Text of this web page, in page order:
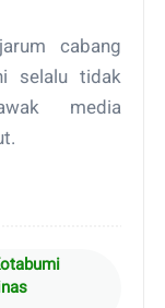
cabang
selalu tidak
media